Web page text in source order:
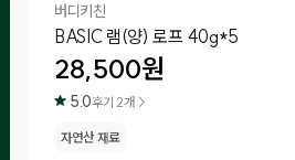
버디키친
BASIC 램(양) 로프 40g*5
28,500원
5.0후기 2개 >
자연산 재료